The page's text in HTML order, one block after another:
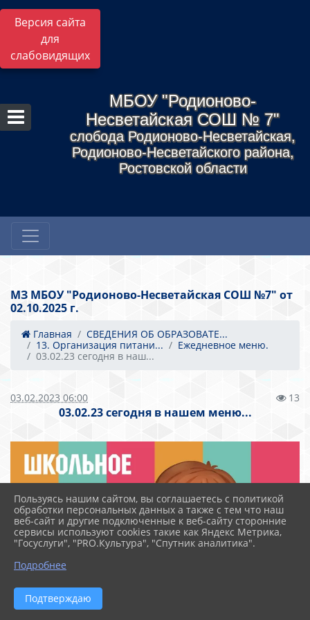
Версия сайта
для
слабовидящих
МБОУ "Родионово-
Несветайская СОШ № 7"
слобода Родионово-Несветайская,
Родионово-Несветайского района,
Ростовской области
МЗ МБОУ "Родионово-Несветайская СОШ №7" от
02.10.2025 г.
Главная
СВЕДЕНИЯ ОБ ОБРАЗОВАТЕ...
13. Организация питани...
Ежедневное меню.
03.02.23 сегодня в наш...
03.02.2023 06:00 13
03.02.23 сегодня в нашем меню...
Пользуясь нашим сайтом, вы соглашаетесь с политикой
обработки персональных данных а также с тем что наш
веб-сайт и другие подключенные к веб-сайту сторонние
сервисы используют cookies такие как Яндекс Метрика,
"Госуслуги", "PRO.Культура", "Спутник аналитика".
Подробнее
Подтверждаю